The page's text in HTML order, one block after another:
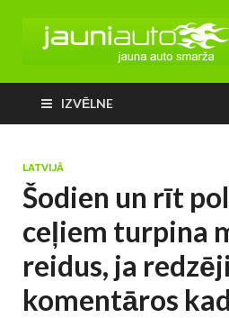
IZVĒLNE
LATVIJĀ
Šodien un rīt
ceļiem turpina
reidus, ja
komentāros